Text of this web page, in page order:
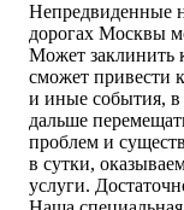
Непредвиденные
дорогах Москвы
Может заклинить
сможет привести
и иные события, в
дальше
проблем и
в сутки,
услуги.